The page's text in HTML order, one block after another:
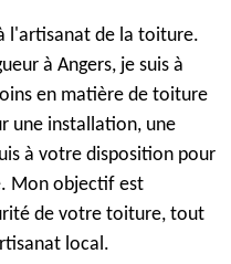
l'artisanat de la toiture.
à Angers, je suis à
en matière de toiture
une installation, une
à votre disposition pour
Mon objectif est
de votre toiture, tout
local.